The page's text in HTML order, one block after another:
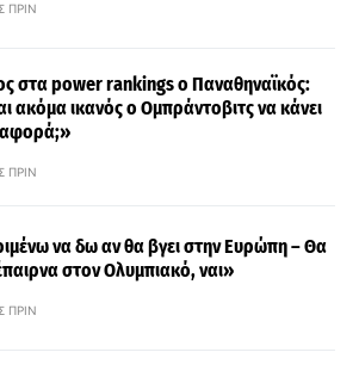
ΠΡΙΝ
στα power rankings ο Παναθηναϊκός:
ακόμα ικανός ο Ομπράντοβιτς να κάνει
ΠΡΙΝ
να δω αν θα βγει στην Ευρώπη – Θα
στον Ολυμπιακό, ναι»
ΠΡΙΝ